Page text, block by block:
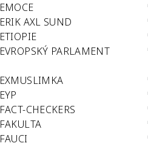
EMOCE
ERIK AXL SUND
ETIOPIE
EVROPSKÝ PARLAMENT
EXMUSLIMKA
EYP
FACT-CHECKERS
FAKULTA
FAUCI